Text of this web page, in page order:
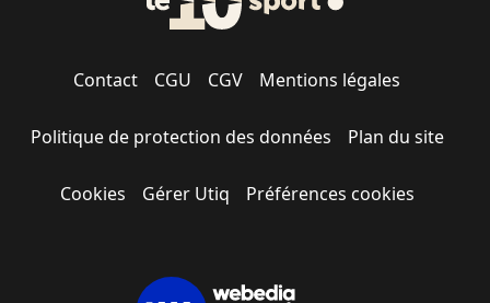
Contact CGU CGV Mentions légales
Politique de protection des données Plan du site
Cookies Gérer Utiq Préférences cookies